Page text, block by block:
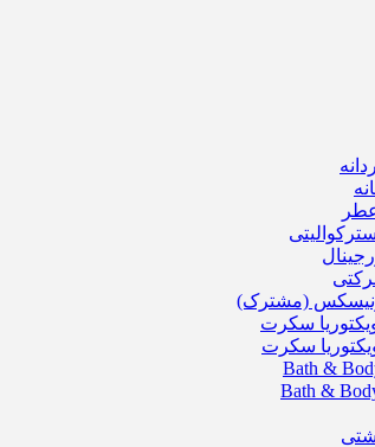
(مشترک)
سکرت
سکرت